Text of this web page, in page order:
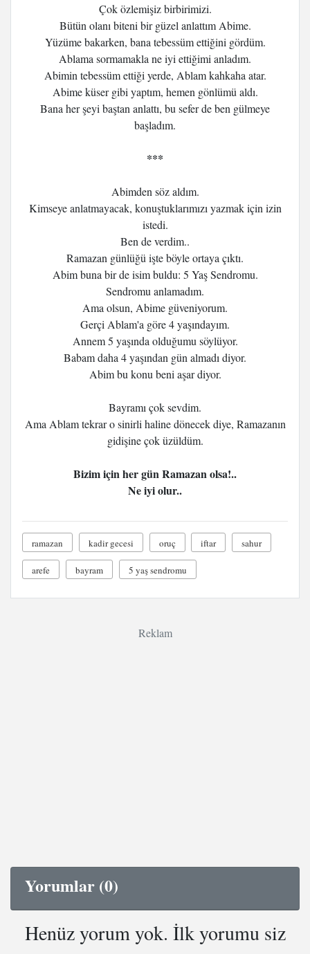
Çok özlemişiz birbirimizi.
Bütün olanı biteni bir güzel anlattım Abime.
Yüzüme bakarken, bana tebessüm ettiğini gördüm.
Ablama sormamakla ne iyi ettiğimi anladım.
Abimin tebessüm ettiği yerde, Ablam kahkaha atar.
Abime küser gibi yaptım, hemen gönlümü aldı.
Bana her şeyi baştan anlattı, bu sefer de ben gülmeye
başladım.
***
Abimden söz aldım.
Kimseye anlatmayacak, konuştuklarımızı yazmak için izin
istedi.
Ben de verdim..
Ramazan günlüğü işte böyle ortaya çıktı.
Abim buna bir de isim buldu: 5 Yaş Sendromu.
Sendromu anlamadım.
Ama olsun, Abime güveniyorum.
Gerçi Ablam'a göre 4 yaşındayım.
Annem 5 yaşında olduğumu söylüyor.
Babam daha 4 yaşından gün almadı diyor.
Abim bu konu beni aşar diyor.
Bayramı çok sevdim.
Ama Ablam tekrar o sinirli haline dönecek diye, Ramazanın
gidişine çok üzüldüm.
Bizim için her gün Ramazan olsa!..
Ne iyi olur..
ramazan kadir gecesi oruç iftar sahur
arefe bayram 5 yaş sendromu
Reklam
Yorumlar (0)
Henüz yorum yok. İlk yorumu siz